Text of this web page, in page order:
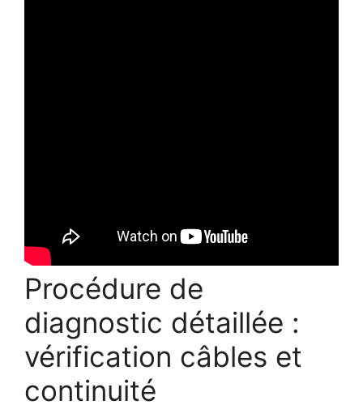
Procédure de
diagnostic détaillée :
vérification câbles et
continuité